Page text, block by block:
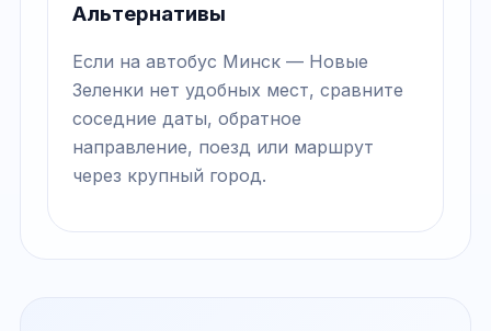
Альтернативы
Если на автобус Минск — Новые
Зеленки нет удобных мест, сравните
соседние даты, обратное
направление, поезд или маршрут
через крупный город.